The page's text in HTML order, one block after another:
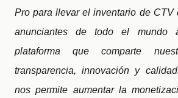
Pro para llevar el inventario de CTV
anunciantes de todo el mundo
plataforma que comparte
transparencia, innovación y
nos permite aumentar la